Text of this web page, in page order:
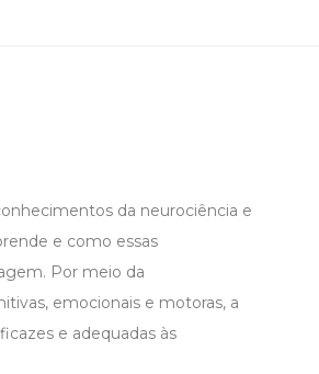
da neurociência e
e como essas
Por meio da
emocionais e motoras, a
e adequadas às